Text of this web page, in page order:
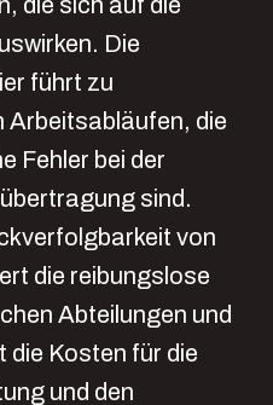
Die
führt zu
Arbeitsabläufen, die
Fehler bei der
sind.
von
die reibungslose
Abteilungen und
die Kosten für die
und den